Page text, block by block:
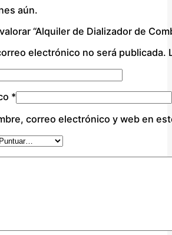
aún.
“Alquiler de Dializador de
electrónico no será publicada.
*
correo electrónico y web en